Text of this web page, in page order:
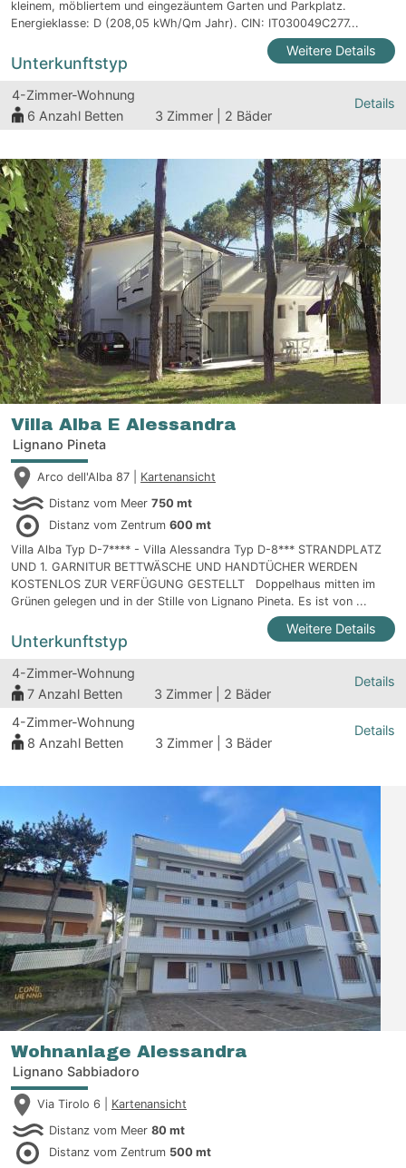
kleinem, möbliertem und eingezäuntem Garten und Parkplatz.
Energieklasse: D (208,05 kWh/Qm Jahr). CIN: IT030049C277...
Weitere Details
Unterkunftstyp
4-Zimmer-Wohnung
6 Anzahl Betten 3 Zimmer | 2 Bäder
Details
Villa Alba E Alessandra
Lignano Pineta
Arco dell'Alba 87 | Kartenansicht
Distanz vom Meer 750 mt
Distanz vom Zentrum 600 mt
Villa Alba Typ D-7**** - Villa Alessandra Typ D-8*** STRANDPLATZ
UND 1. GARNITUR BETTWÄSCHE UND HANDTÜCHER WERDEN
KOSTENLOS ZUR VERFÜGUNG GESTELLT Doppelhaus mitten im
Grünen gelegen und in der Stille von Lignano Pineta. Es ist von ...
Weitere Details
Unterkunftstyp
4-Zimmer-Wohnung
7 Anzahl Betten 3 Zimmer | 2 Bäder
Details
4-Zimmer-Wohnung
8 Anzahl Betten 3 Zimmer | 3 Bäder
Details
Wohnanlage Alessandra
Lignano Sabbiadoro
Via Tirolo 6 | Kartenansicht
Distanz vom Meer 80 mt
Distanz vom Zentrum 500 mt